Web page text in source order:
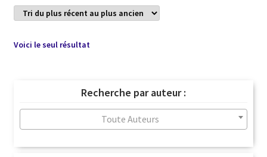
Voici le seul résultat
Recherche par auteur :
Toute Auteurs